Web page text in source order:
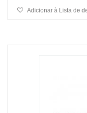
Adicionar à Lista de